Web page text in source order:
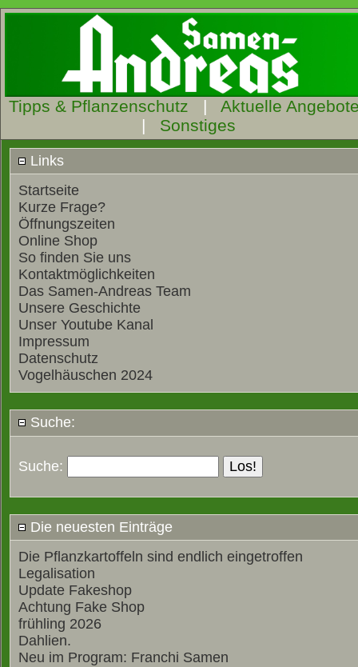
Tipps & Pflanzenschutz | Aktuelle
| Sonstiges
Links
Startseite
Kurze Frage?
Öffnungszeiten
Online Shop
So finden Sie uns
Kontaktmöglichkeiten
Das Samen-Andreas Team
Unsere Geschichte
Unser Youtube Kanal
Impressum
Datenschutz
Vogelhäuschen 2024
Suche:
Suche:
Die neuesten Einträge
Die Pflanzkartoffeln sind endlich eingetroffen
Legalisation
Update Fakeshop
Achtung Fake Shop
frühling 2026
Dahlien.
Neu im Program: Franchi Samen